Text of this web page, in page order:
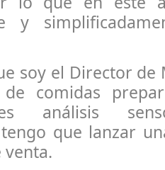
y
soy el Director
comidas
análisis
que lanzar
venta.